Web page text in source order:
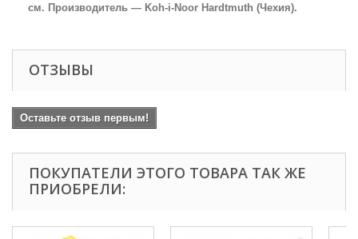
см. Производитель — Koh-i-Noor Hardtmuth (Чехия).
ОТЗЫВЫ
Оставьте отзыв первым!
ПОКУПАТЕЛИ ЭТОГО ТОВАРА ТАК ЖЕ
ПРИОБРЕЛИ: